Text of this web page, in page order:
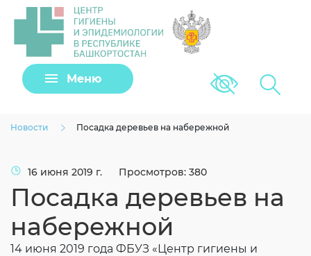
Меню Версия для
Новости Посадка деревьев на набережной
16 июня 2019 г. Просмотров: 380
Посадка деревьев на
набережной
14 июня 2019 года ФБУЗ «Центр гигиены и
Задать вопрос
Клещи